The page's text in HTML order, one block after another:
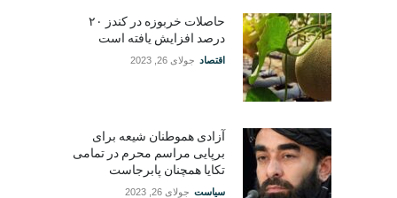
حاصلات خربوزه در کندز ۲۰
درصد افزایش یافته است
اقتصاد جولای 26, 2023
آزادی هموطنان شیعه برای
برپایی مراسم محرم در تمامی
تکایا همچنان پابرجاست
سیاست جولای 26, 2023